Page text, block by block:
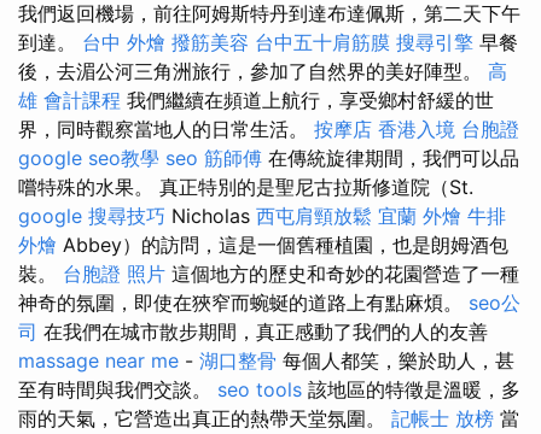
我們返回機場，前往阿姆斯特丹到達布達佩斯，第二天下午
到達。 台中 外燴 撥筋美容 台中五十肩筋膜 搜尋引擎 早餐
後，去湄公河三角洲旅行，參加了自然界的美好陣型。 高
雄 會計課程 我們繼續在頻道上航行，享受鄉村舒緩的世
界，同時觀察當地人的日常生活。 按摩店 香港入境 台胞證
google seo教學 seo 筋師傅 在傳統旋律期間，我們可以品
嚐特殊的水果。 真正特別的是聖尼古拉斯修道院（St.
google 搜尋技巧 Nicholas 西屯肩頸放鬆 宜蘭 外燴 牛排
外燴 Abbey）的訪問，這是一個舊種植園，也是朗姆酒包
裝。 台胞證 照片 這個地方的歷史和奇妙的花園營造了一種
神奇的氛圍，即使在狹窄而蜿蜒的道路上有點麻煩。 seo公
司 在我們在城市散步期間，真正感動了我們的人的友善
massage near me - 湖口整骨 每個人都笑，樂於助人，甚
至有時間與我們交談。 seo tools 該地區的特徵是溫暖，多
雨的天氣，它營造出真正的熱帶天堂氛圍。 記帳士 放榜 當